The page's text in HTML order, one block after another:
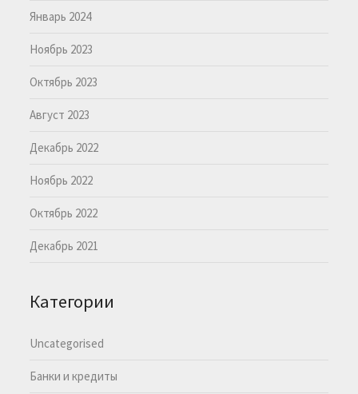
Январь 2024
Ноябрь 2023
Октябрь 2023
Август 2023
Декабрь 2022
Ноябрь 2022
Октябрь 2022
Декабрь 2021
Категории
Uncategorised
Банки и кредиты